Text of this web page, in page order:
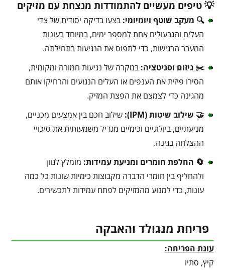
💡 טיפים מעשיים להתמודדות מנצחת עם מזיקים
🔍 מעקב שוטף ויומיומי: בצעו בדיקה יסודית של צדי
העלים והגבעולים אחת למספר ימים, במיוחד בעונות
המעבר הרגישות, כדי לתפוס את הנגיעות בתחילתה.
✂️ גיזום וסניטציה: במקרה של נגיעות חמורה ומקומית,
הסירו פיזית את הענפים או העלים הנגועים והרחיקו אותם
מהגינה כדי לצמצם את הפצת המזיק.
🤝 שילוב שיטות (IPM):
שילוב חכם בין אמצעים מכניים,
מניעתיים, ביולוגיים וכימיים מגדיל משמעותית את סיכויי
ההצלחה בגינה.
🔄 החלפת חומרים ומניעת עמידות: מומלץ לגוון
ולהחליף בין חומרי הדברה מקבוצות כימיות שונות כל כמה
עונות, כדי למנוע מהמזיקים לפתח עמידות לתכשירים.
פריחת מנגולד והאבקה
עונת הפריחה:
קיץ, סתיו